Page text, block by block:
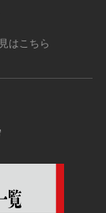
はこちら